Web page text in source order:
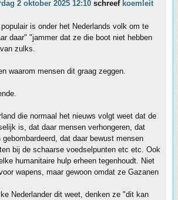
2 oktober 2025 12:10 schreef koemleit
populair is onder het Nederlands volk om te
daar" "jammer dat ze die boot niet hebben
zulks.
waarom mensen dit graag zeggen.
die normaal het nieuws volgt weet dat de
is, dat daar mensen verhongeren, dat
gebombardeerd, dat daar bewust mensen
bij de schaarse voedselpunten etc etc. Ook
humanitaire hulp erheen tegenhoudt. Niet
wapens, maar gewoon omdat ze Gazanen
Nederlander dit weet, denken ze "dit kan